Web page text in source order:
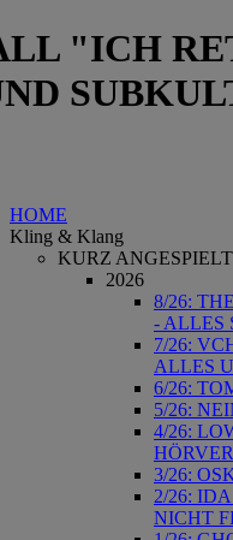
"ICH
HOME
Kling & Klang
KURZ ANGESPIELT
2026
8/26:
- ALLES
7/26:
ALLES
6/26:
5/26:
4/26:
3/26:
2/26:
NICHT